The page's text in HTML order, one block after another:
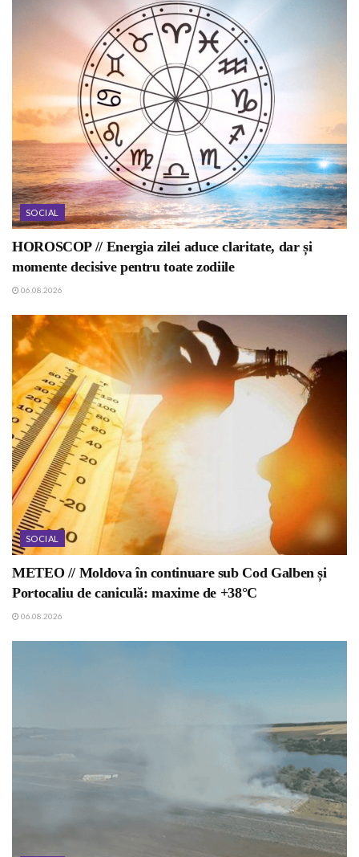
SOCIAL
HOROSCOP // Energia zilei aduce claritate, dar și
momente decisive pentru toate zodiile
06.08.2026
SOCIAL
METEO // Moldova în continuare sub Cod Galben și
Portocaliu de caniculă: maxime de +38°C
06.08.2026